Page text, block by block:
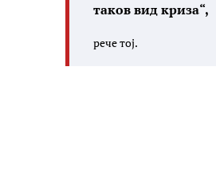
таков вид криза“,
рече тој.